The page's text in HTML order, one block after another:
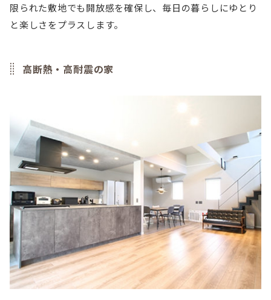
限られた敷地でも開放感を確保し、毎日の暮らしにゆとり
と楽しさをプラスします。
高断熱・高耐震の家